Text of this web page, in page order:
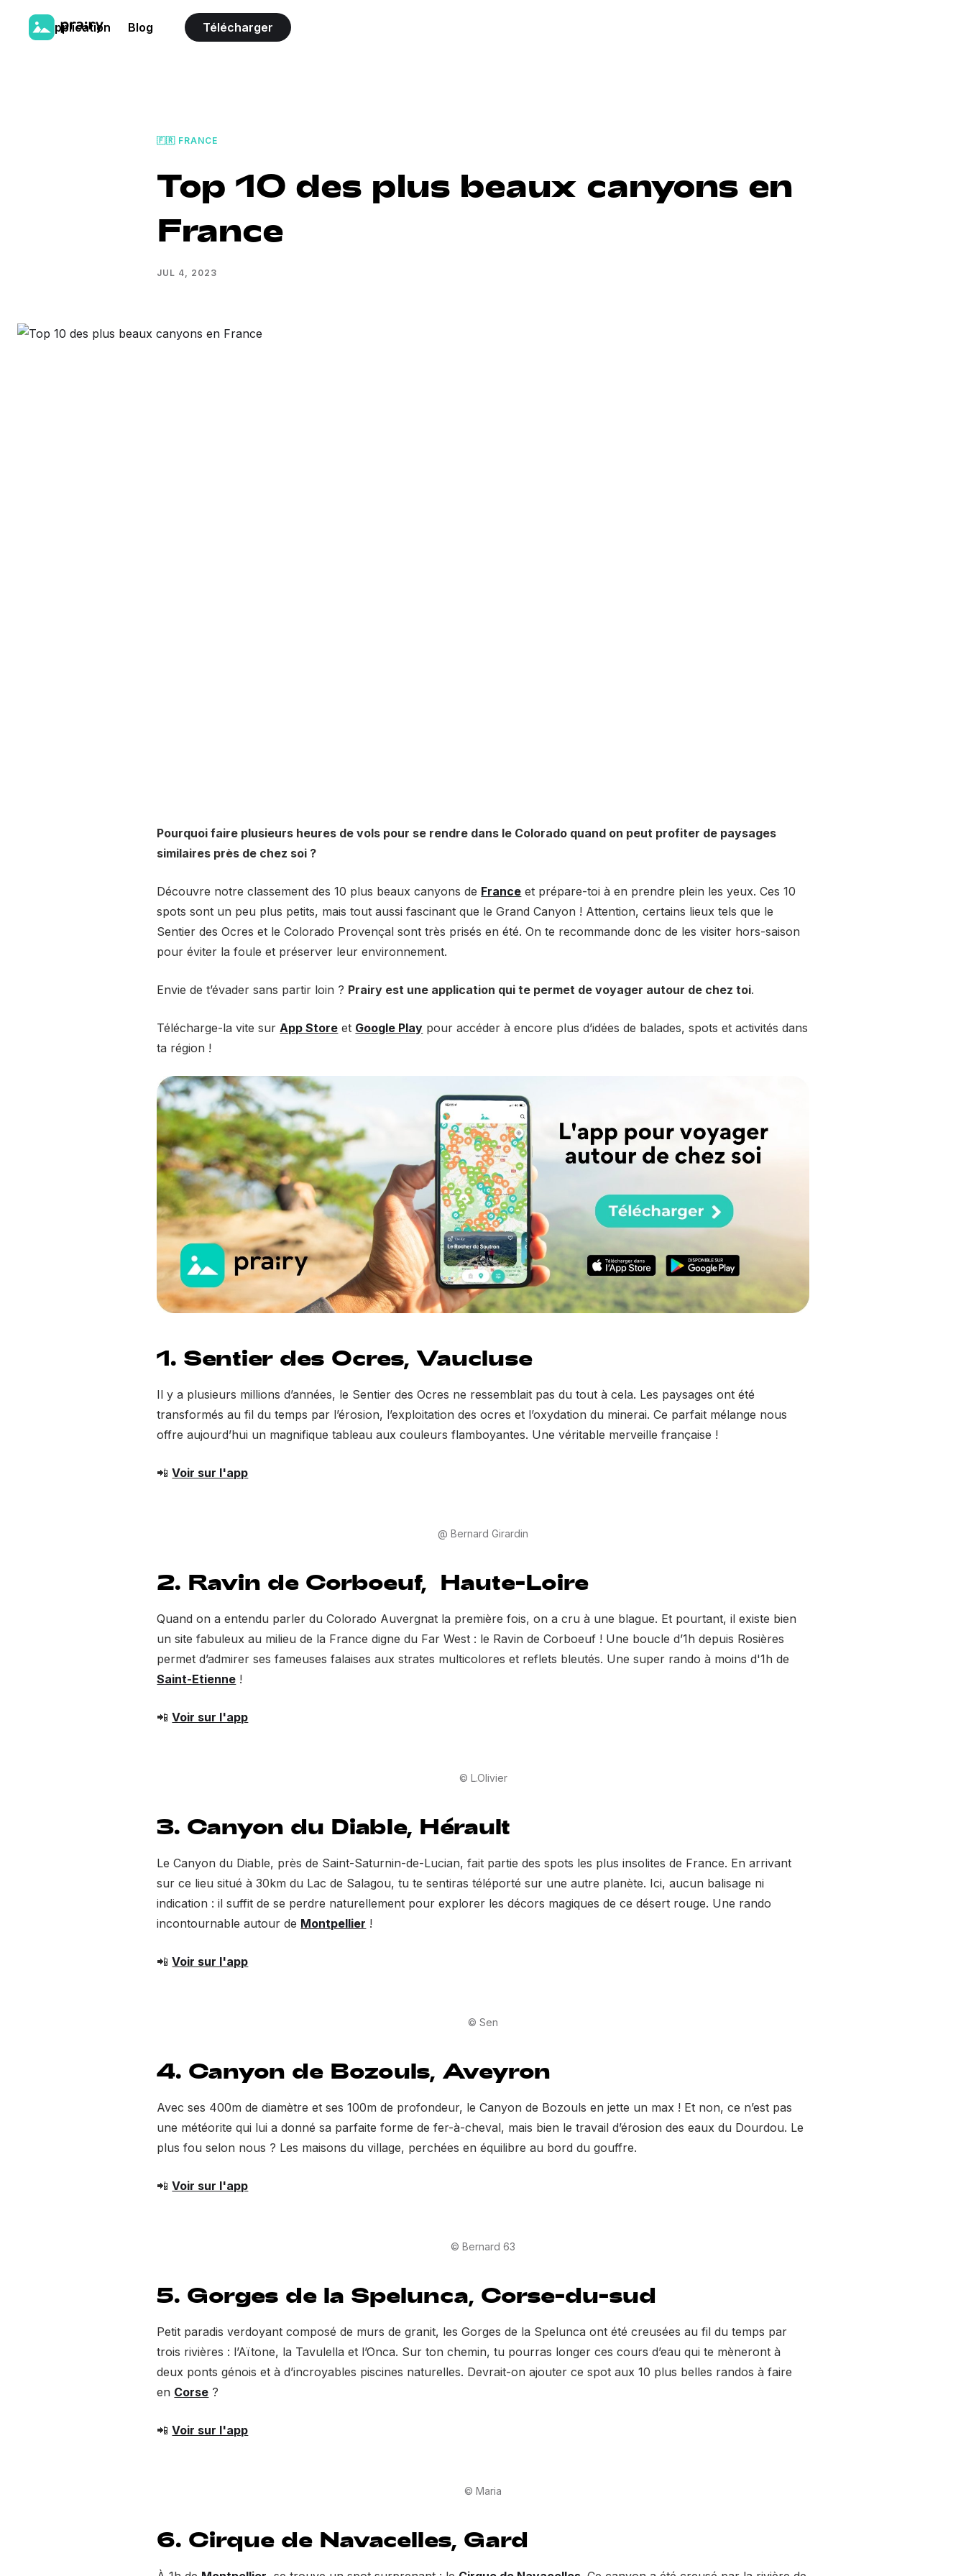
L'application Blog Télécharger
🇫🇷 FRANCE
Top 10 des plus beaux canyons en
France
JUL 4, 2023
Pourquoi faire plusieurs heures de vols pour se rendre dans le Colorado quand on peut profiter de paysages
similaires près de chez soi ?
Découvre notre classement des 10 plus beaux canyons de France et prépare-toi à en prendre plein les yeux. Ces 10
spots sont un peu plus petits, mais tout aussi fascinant que le Grand Canyon ! Attention, certains lieux tels que le
Sentier des Ocres et le Colorado Provençal sont très prisés en été. On te recommande donc de les visiter hors-saison
pour éviter la foule et préserver leur environnement.
Envie de t’évader sans partir loin ? Prairy est une application qui te permet de voyager autour de chez toi.
Télécharge-la vite surApp Store et Google Play pour accéder à encore plus d’idées de balades, spots et activités dans
ta région !
1. Sentier des Ocres, Vaucluse
Il y a plusieurs millions d’années, le Sentier des Ocres ne ressemblait pas du tout à cela. Les paysages ont été
transformés au fil du temps par l’érosion, l’exploitation des ocres et l’oxydation du minerai. Ce parfait mélange nous
offre aujourd’hui un magnifique tableau aux couleurs flamboyantes. Une véritable merveille française !
📲Voir sur l'app
@ Bernard Girardin
2. Ravin de Corboeuf, Haute-Loire
Quand on a entendu parler du Colorado Auvergnat la première fois, on a cru à une blague. Et pourtant, il existe bien
un site fabuleux au milieu de la France digne du Far West : le Ravin de Corboeuf ! Une boucle d’1h depuis Rosières
permet d’admirer ses fameuses falaises aux strates multicolores et reflets bleutés. Une super rando à moins d'1h de
Saint-Etienne !
📲Voir sur l'app
© L.Olivier
3. Canyon du Diable, Hérault
Le Canyon du Diable, près de Saint-Saturnin-de-Lucian, fait partie des spots les plus insolites de France. En arrivant
sur ce lieu situé à 30km du Lac de Salagou, tu te sentiras téléporté sur une autre planète. Ici, aucun balisage ni
indication : il suffit de se perdre naturellement pour explorer les décors magiques de ce désert rouge. Une rando
incontournable autour de Montpellier !
📲Voir sur l'app
© Sen
4. Canyon de Bozouls, Aveyron
Avec ses 400m de diamètre et ses 100m de profondeur, le Canyon de Bozouls en jette un max ! Et non, ce n’est pas
une météorite qui lui a donné sa parfaite forme de fer-à-cheval, mais bien le travail d’érosion des eaux du Dourdou. Le
plus fou selon nous ? Les maisons du village, perchées en équilibre au bord du gouffre.
📲Voir sur l'app
© Bernard 63
5. Gorges de la Spelunca, Corse-du-sud
Petit paradis verdoyant composé de murs de granit, les Gorges de la Spelunca ont été creusées au fil du temps par
trois rivières : l’Aïtone, la Tavulella et l’Onca. Sur ton chemin, tu pourras longer ces cours d’eau qui te mèneront à
deux ponts génois et à d’incroyables piscines naturelles. Devrait-on ajouter ce spot aux 10 plus belles randos à faire
en Corse ?
📲Voir sur l'app
© Maria
6. Cirque de Navacelles, Gard